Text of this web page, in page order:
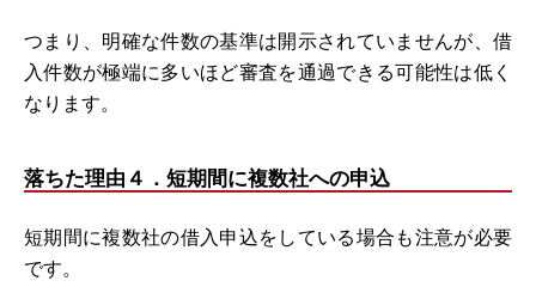
つまり、明確な件数の基準は開示されていませんが、借
入件数が極端に多いほど審査を通過できる可能性は低く
なります。
落ちた理由４．短期間に複数社への申込
短期間に複数社の借入申込をしている場合も注意が必要
です。